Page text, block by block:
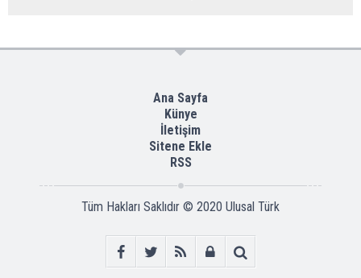
Ana Sayfa
Künye
İletişim
Sitene Ekle
RSS
Tüm Hakları Saklıdır © 2020 Ulusal Türk